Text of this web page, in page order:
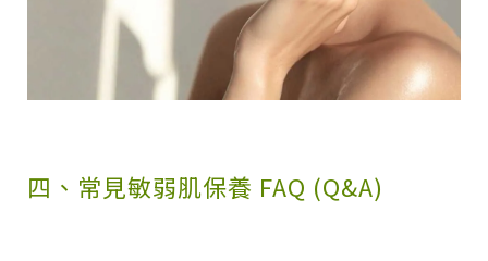
四、常見敏弱肌保養 FAQ (Q&A)